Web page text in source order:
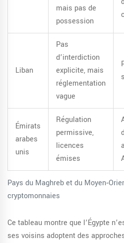
Pays du Maghreb et du
cryptomonnaies
mais pas de
possession
Liban
Pas
d’interdiction
explicite, mais
réglementation
vague
Émirats
arabes
unis
Régulation
permissive,
licences
émises
Ce tableau montre que l’Égypte
ses voisins adoptent des